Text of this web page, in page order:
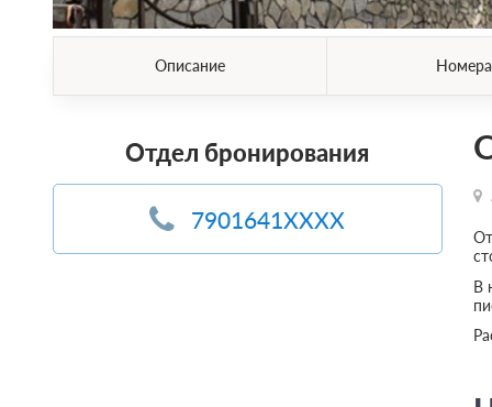
Описание Номера
Отдел бронирования
7901641XXXX
В